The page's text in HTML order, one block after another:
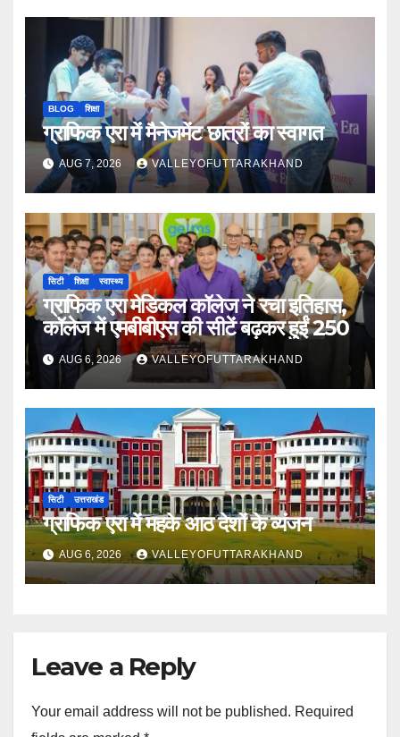
BLOG शिक्षा
ग्राफिक एरा में मैनेजमेंट छात्रों का स्वागत
AUG 7, 2026 VALLEYOFUTTARAKHAND
सिटी शिक्षा स्वास्थ्य
ग्राफिक एरा मेडिकल कॉलेज ने रचा इतिहास,
कॉलेज में एमबीबीएस की सीटें बढ़कर हुईं 250
AUG 6, 2026 VALLEYOFUTTARAKHAND
सिटी उत्तराखंड
ग्राफिक एरा में महके आठ देशों के व्यंजन
AUG 6, 2026 VALLEYOFUTTARAKHAND
Leave a Reply
Your email address will not be published. Required